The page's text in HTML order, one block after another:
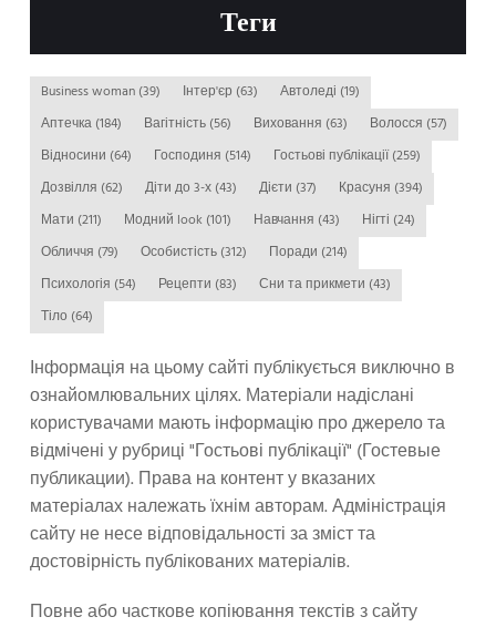
Теги
Business woman (39) Інтер'єр (63) Автоледі (19)
Аптечка (184) Вагітність (56) Виховання (63) Волосся (57)
Відносини (64) Господиня (514) Гостьові публікації(259)
Дозвілля (62) Діти до 3-х (43) Дієти (37) Красуня (394)
Мати (211) Модний look (101) Навчання (43) Нігті (24)
Обличчя (79) Особистість (312) Поради (214)
Психологія (54) Рецепти (83) Сни та прикмети (43)
Тіло (64)
Інформація на цьому сайті публікується виключно в
ознайомлювальних цілях. Матеріали надіслані
користувачами мають інформацію про джерело та
відмічені у рубриці "Гостьові публікації" (Гостевые
публикации). Права на контент у вказаних
матеріалах належать їхнім авторам. Адміністрація
сайту не несе відповідальності за зміст та
достовірність публікованих матеріалів.
Повне або часткове копіювання текстів з сайту